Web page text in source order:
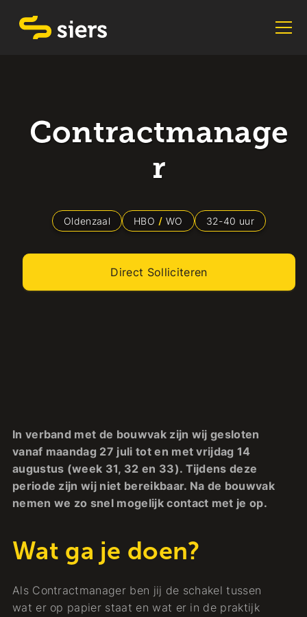
Contractmanage
r
Oldenzaal HBO WO 32-40 uur
Direct Solliciteren
In verband met de bouwvak zijn wij gesloten
vanaf maandag 27 juli tot en met vrijdag 14
augustus (week 31, 32 en 33). Tijdens deze
periode zijn wij niet bereikbaar. Na de bouwvak
nemen we zo snel mogelijk contact met je op.
Wat ga je doen?
Als Contractmanager ben jij de schakel tussen
wat er op papier staat en wat er in de praktijk